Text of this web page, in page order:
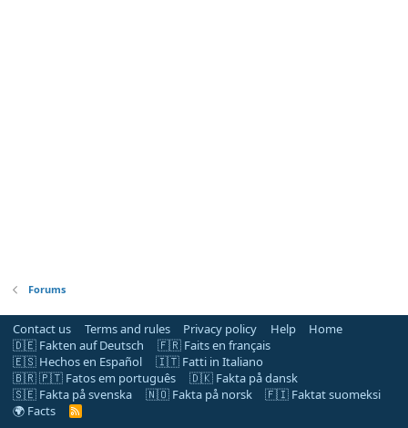
Forums
Contact us Terms and rules Privacy policy Help
Home
🇩🇪 Fakten auf Deutsch
🇫🇷 Faits en français
🇪🇸 Hechos en Español
🇮🇹 Fatti in Italiano
🇧🇷 🇵🇹 Fatos em português
🇩🇰 Fakta på dansk
🇸🇪 Fakta på svenska
🇳🇴 Fakta på norsk
🇫🇮 Faktat suomeksi
🌍 Facts
R